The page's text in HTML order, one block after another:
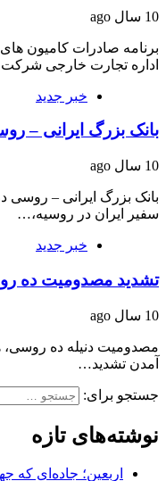
10 سال ago
برنامه صادرات کامیون
اداره تجارت خارجی
خبر جدید
بانک بزرگ ایرانی –
10 سال ago
بانک بزرگ ایرانی – روسی
سفیر ایران در روسیه،…
خبر جدید
تشدید مصدومیت ده
10 سال ago
مصدومیت دنیله ده
آمدن تشدید…
جستجو برای:
نوشته‌های تازه
اربعین؛ جاده‌ای که